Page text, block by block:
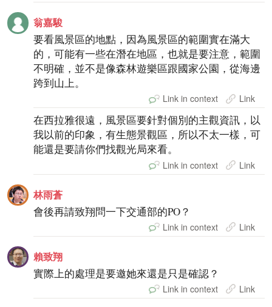
翁嘉駿
要看風景區的地點，因為風景區的範圍實在滿大
的，可能有一些在潛在地區，也就是要注意，範圍
不明確，並不是像森林遊樂區跟國家公園，從海邊
跨到山上。
Link in context Link
在西拉雅很遠，風景區要針對個別的主觀資訊，以
我以前的印象，有生態景觀區，所以不太一樣，可
能還是要請你們找觀光局來看。
Link in context Link
林雨蒼
會後再請致翔問一下交通部的PO？
Link in context Link
賴致翔
實際上的處理是要邀她來還是只是確認？
Link in context Link